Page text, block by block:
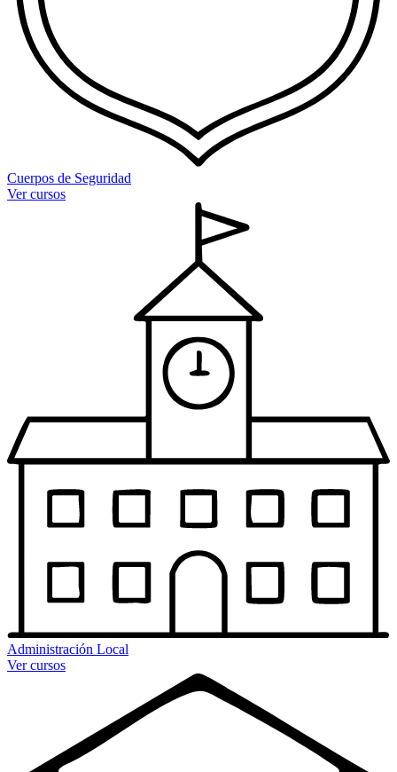
Cuerpos de Seguridad
Ver cursos
Administración Local
Ver cursos